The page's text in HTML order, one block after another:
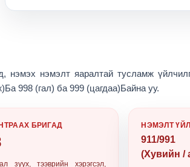
, нэмэх нэмэлт яаралтай тусламж
Ба 998 (гал) ба 999 (цагдаа)Байна уу.
БРИГАД
зуух, тээврийн хэрэгсэл,
НЭМЭЛТ
911/991
(Хувийн /